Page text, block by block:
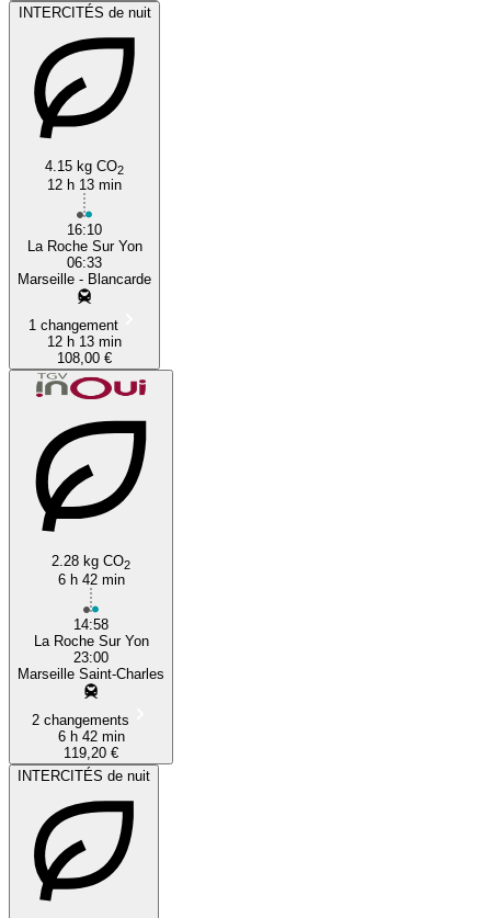
INTERCITÉS de nuit
4.15 kg CO2
12 h 13 min
16:10
La Roche Sur Yon
06:33
Marseille - Blancarde
1 changement
12 h 13 min
108,00 €
2.28 kg CO2
6 h 42 min
14:58
La Roche Sur Yon
23:00
Marseille Saint-Charles
2 changements
6 h 42 min
119,20 €
INTERCITÉS de nuit